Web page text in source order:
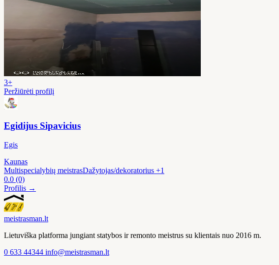
3+
Peržiūrėti profilį
Egidijus Sipavicius
Egis
Kaunas
Multispecialybių meistrasDažytojas/dekoratorius +1
0.0 (0)
Profilis →
meistrasman.lt
Lietuviška platforma jungiant statybos ir remonto meistrus su klientais nuo 2016 m.
0 633 44344 info@meistrasman.lt